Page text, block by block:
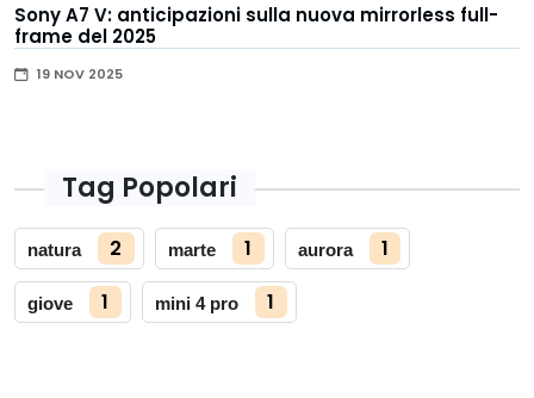
Sony A7 V: anticipazioni sulla nuova mirrorless full-
frame del 2025
19 NOV 2025
Tag Popolari
natura 2 marte 1 aurora 1
giove 1 mini 4 pro 1